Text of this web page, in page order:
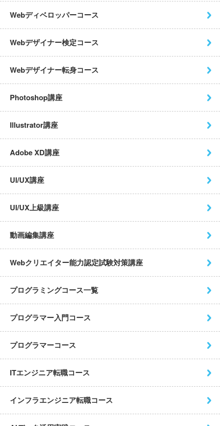
Webディベロッパーコース
Webデザイナー検定コース
Webデザイナー転身コース
Photoshop講座
Illustrator講座
Adobe XD講座
UI/UX講座
UI/UX上級講座
動画編集講座
Webクリエイター能力認定試験対策講座
プログラミングコース一覧
プログラマー入門コース
プログラマーコース
ITエンジニア転職コース
インフラエンジニア転職コース